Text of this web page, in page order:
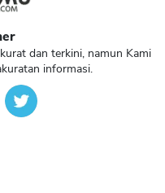
dan terkini, namun Kami
informasi.